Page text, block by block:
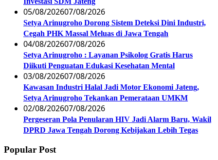
05/08/202607/08/2026
Setya Arinugroho Dorong Sistem Deteksi Dini Industri,
Cegah PHK Massal Meluas di Jawa Tengah
04/08/202607/08/2026
Setya Arinugroho : Layanan Psikolog Gratis Harus
Diikuti Penguatan Edukasi Kesehatan Mental
03/08/202607/08/2026
Kawasan Industri Halal Jadi Motor Ekonomi Jateng,
Setya Arinugroho Tekankan Pemerataan UMKM
02/08/202607/08/2026
Pergeseran Pola Penularan HIV Jadi Alarm Baru, Wakil
DPRD Jawa Tengah Dorong Kebijakan Lebih Tegas
Popular Post